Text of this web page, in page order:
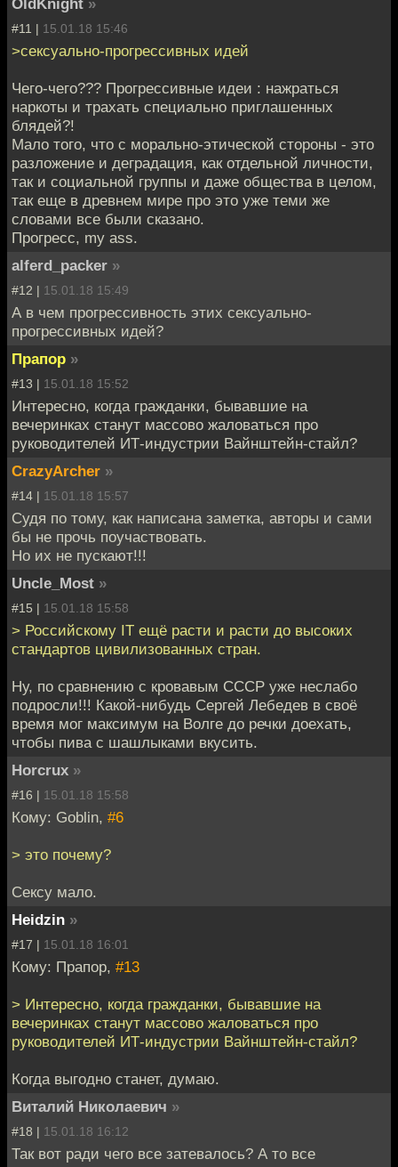
#11 | 15.01.18 15:46
>сексуально-прогрессивных идей
Чего-чего??? Прогрессивные идеи : нажраться
наркоты и трахать специально приглашенных
блядей?!
Мало того, что с морально-этической стороны - это
разложение и деградация, как отдельной личности,
так и социальной группы и даже общества в целом,
так еще в древнем мире про это уже теми же
словами все были сказано.
Прогресс, my ass.
alferd_packer »
#12 | 15.01.18 15:49
А в чем прогрессивность этих сексуально-
прогрессивных идей?
Прапор »
#13 | 15.01.18 15:52
Интересно, когда гражданки, бывавшие на
вечеринках станут массово жаловаться про
руководителей ИТ-индустрии Вайнштейн-стайл?
CrazyArcher »
#14 | 15.01.18 15:57
Судя по тому, как написана заметка, авторы и сами
бы не прочь поучаствовать.
Но их не пускают!!!
Uncle_Most »
#15 | 15.01.18 15:58
> Российскому IT ещё расти и расти до высоких
стандартов цивилизованных стран.
Ну, по сравнению с кровавым СССР уже неслабо
подросли!!! Какой-нибудь Сергей Лебедев в своё
время мог максимум на Волге до речки доехать,
чтобы пива с шашлыками вкусить.
Horcrux »
#16 | 15.01.18 15:58
Кому: Goblin, #6
> это почему?
Сексу мало.
Heidzin »
#17 | 15.01.18 16:01
Кому: Прапор, #13
> Интересно, когда гражданки, бывавшие на
вечеринках станут массово жаловаться про
руководителей ИТ-индустрии Вайнштейн-стайл?
Когда выгодно станет, думаю.
Виталий Николаевич »
#18 | 15.01.18 16:12
Так вот ради чего все затевалось? А то все